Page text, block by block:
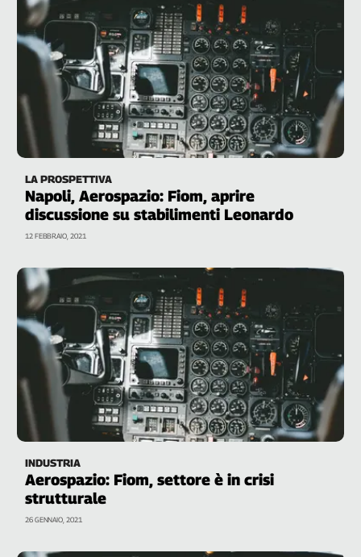
LA PROSPETTIVA
Napoli, Aerospazio: Fiom, aprire
discussione su stabilimenti Leonardo
12 FEBBRAIO, 2021
INDUSTRIA
Aerospazio: Fiom, settore è in crisi
strutturale
26 GENNAIO, 2021